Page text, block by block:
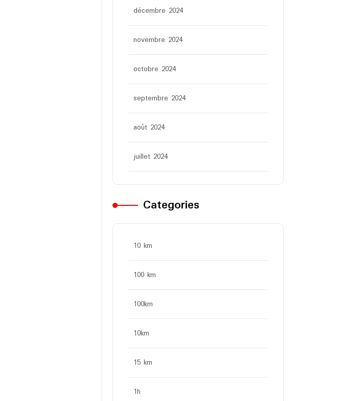
décembre 2024
novembre 2024
octobre 2024
septembre 2024
août 2024
juillet 2024
Categories
10 km
100 km
100km
10km
15 km
1h